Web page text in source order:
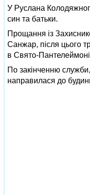
У Руслана
син та батьки.
Прощання із
Санжар, після цього
в Свято-
По закінченню
направилася до